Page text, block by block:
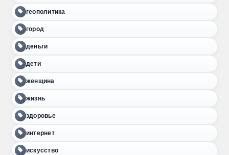
геополитика
город
деньги
дети
женщина
жизнь
здоровье
интернет
искусство